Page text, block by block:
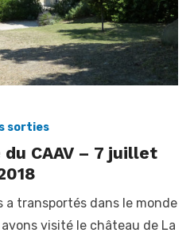
sorties
CAAV – 7 juillet
a transportés dans le monde
visité le château de La